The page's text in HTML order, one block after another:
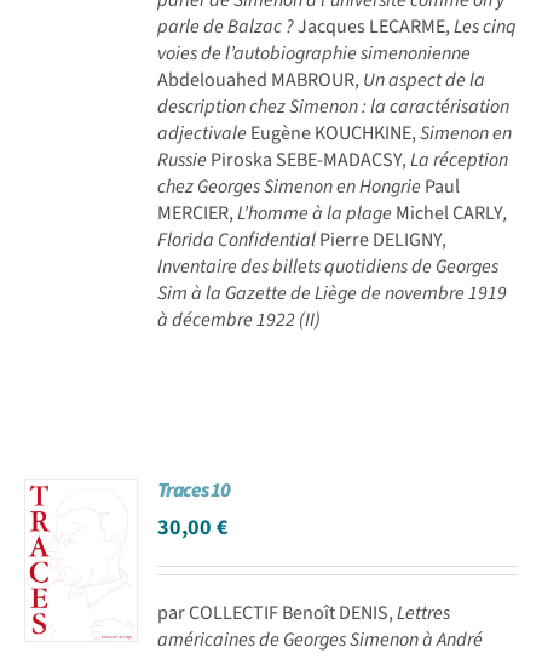
parle de Balzac ?Jacques LECARME,Les cinq
voies de l’autobiographie simenonienne
Abdelouahed MABROUR,Un aspect de la
description chez Simenon : la caractérisation
adjectivale Eugène KOUCHKINE,Simenon en
Russie Piroska SEBE-MADACSY,La réception
chez Georges Simenon en Hongrie Paul
MERCIER,L’homme à la plage Michel CARLY,
Florida ConfidentialPierre DELIGNY,
Inventaire des billets quotidiens de Georges
Sim à la Gazette de Liège de novembre 1919
à décembre 1922 (II)
Traces 10
30,00€
par COLLECTIF Benoît DENIS,Lettres
américaines de Georges Simenon à André